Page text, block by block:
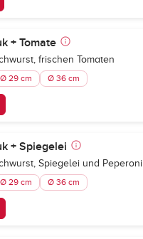
+ Tomate
frischen Tomaten
Ø 29 cm Ø 36 cm
+ Spiegelei
Spiegelei und Peperoni
Ø 29 cm Ø 36 cm